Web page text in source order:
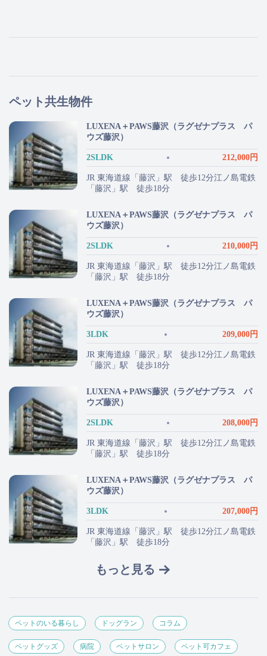
ペット共生物件
LUXENA＋PAWS藤沢（ラグゼナプラス パ
ウズ藤沢）
2SLDK 212,000円
JR 東海道線「藤沢」駅 徒歩12分江ノ島電鉄
「藤沢」駅 徒歩18分
LUXENA＋PAWS藤沢（ラグゼナプラス パ
ウズ藤沢）
2SLDK 210,000円
JR 東海道線「藤沢」駅 徒歩12分江ノ島電鉄
「藤沢」駅 徒歩18分
LUXENA＋PAWS藤沢（ラグゼナプラス パ
ウズ藤沢）
3LDK 209,000円
JR 東海道線「藤沢」駅 徒歩12分江ノ島電鉄
「藤沢」駅 徒歩18分
LUXENA＋PAWS藤沢（ラグゼナプラス パ
ウズ藤沢）
2SLDK 208,000円
JR 東海道線「藤沢」駅 徒歩12分江ノ島電鉄
「藤沢」駅 徒歩18分
LUXENA＋PAWS藤沢（ラグゼナプラス パ
ウズ藤沢）
3LDK 207,000円
JR 東海道線「藤沢」駅 徒歩12分江ノ島電鉄
「藤沢」駅 徒歩18分
もっと見る
ペットのいる暮らし ドッグラン コラム
ペットグッズ 病院 ペットサロン ペット可カフェ